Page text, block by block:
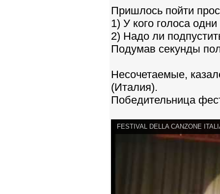
Пришлось пойти
1) У кого голоса
2) Надо ли
Подумав секунды
Несочетаемые,
(Италия).
Победительница
FESTIVAL DELLA CANZONE